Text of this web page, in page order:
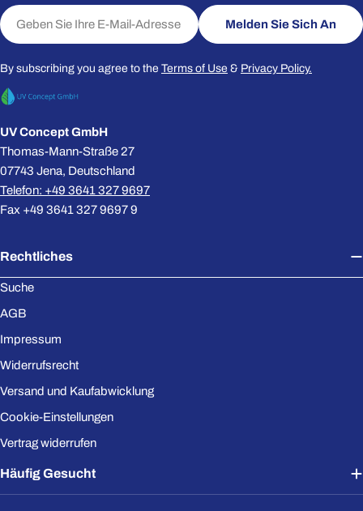
UV Concept GmbH
Thomas-Mann-Straße 27
07743 Jena, Deutschland
Telefon: +49 3641 327 9697
Fax +49 3641 327 9697 9
Rechtliches
Suche
AGB
Impressum
Widerrufsrecht
Versand und Kaufabwicklung
Cookie-Einstellungen
Vertrag widerrufen
Häufig Gesucht
E-
Mail
Melden Sie Sich An
By subscribing you agree to the Terms of Use & Privacy Policy.